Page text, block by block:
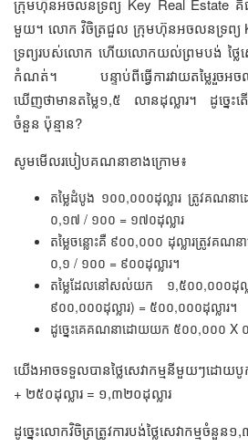
ក្រុមហ៊ុនអចលនទ្រព្យ Key Real Estate​ គឺជ
មួយ។ លោក វិចិត្រជួល ក្រុមហ៊ុនអចលនទ្រព្យ
ទ្រព្យរបស់លោក ហើយលោកយល់ព្រមបង់ ថ្លៃស
កំណត់។ បន្ទាប់ពីធ្វើការវាយតម្លៃរួចអច
ឃើញថាមានតម្លៃ១,៥ លានដុល្លារ។ ដូច្នេះតើ
ចំនួន ប៉ុន្មាន?
សូមមើលរបៀបគណនាខាងក្រោម៖
តម្លៃដំបូង ១០០,០០០ដុល្លារ ត្រូវគណន
០,១៧ / ១០០ = ១៧០ដុល្លារ
តម្លៃចន្លោះគឺ ៩០០,០០០ ដុល្លារត្រូវគ
០,១ / ១០០ = ៩០០ដុល្លារ។
តម្លៃដែលនៅសល់យក ១,៥០០,០០០ដុ
៩០០,០០០ដុល្លារ) = ៥០០,០០០ដុល្លារ។
ដូច្នេះគេគណនាដោយយក ៥០០,០០០ X
យើងអាចទទួលបានថ្លៃសេវាកម្មនីមួយៗដោយ
+ ២៥០ដុល្លារ = ១,៣២០ដុល្លារ
ដូច្នេះលោកវិចិត្រត្រូវការបង់ថ្លៃសេវាកម្មចំនួន